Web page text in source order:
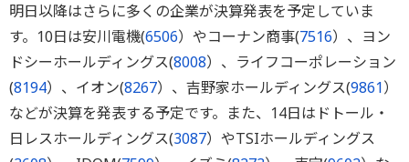
明日以降はさらに多くの企業が決算発表を予定していま
す。10日は安川電機(6506）やコーナン商事(7516）、ヨン
ドシーホールディングス(8008）、ライフコーポレーション
(8194）、イオン(8267）、吉野家ホールディングス(9861）
などが決算を発表する予定です。また、14日はドトール・
日レスホールディングス(3087）やTSIホールディングス